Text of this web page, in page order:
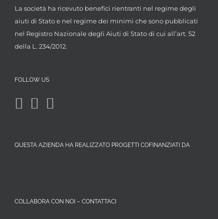
La società ha ricevuto benefici rientranti nel regime degli
aiuti di Stato e nel regime dei minimi che sono pubblicati
nel Registro Nazionale degli Aiuti di Stato di cui all’art. 52
della L. 234/2012.
FOLLOW US
QUESTA AZIENDA HA REALIZZATO PROGETTI COFINANZIATI DA
COLLABORA CON NOI – CONTATTACI